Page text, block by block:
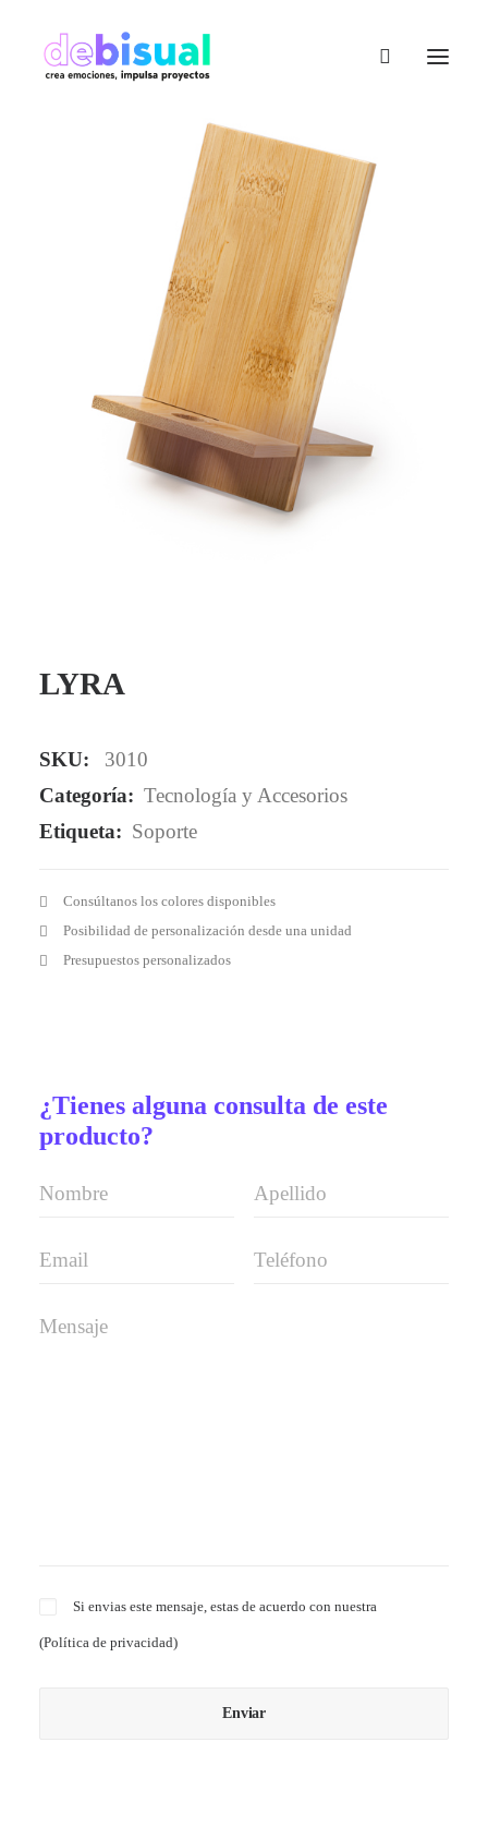
LYRA
SKU:
3010
Categoría: Tecnología y Accesorios
Etiqueta: Soporte
Consúltanos los colores disponibles
Posibilidad de personalización desde una unidad
Presupuestos personalizados
¿Tienes alguna consulta de este
producto?
Si envias este mensaje, estas de acuerdo con nuestra
(Política de privacidad)